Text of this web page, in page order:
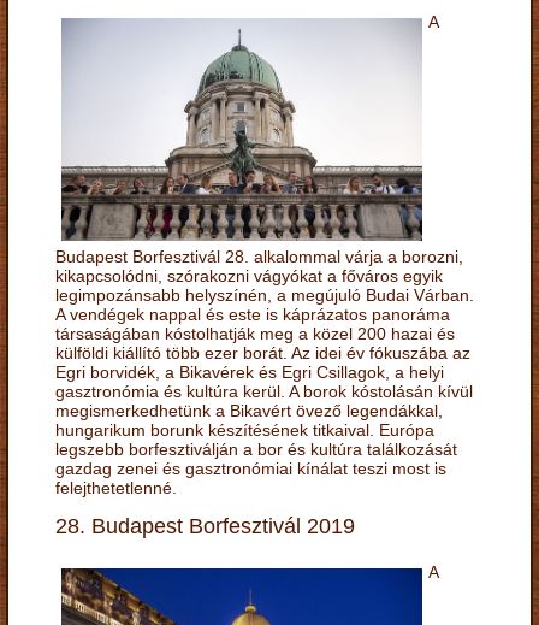
A
Budapest Borfesztivál 28. alkalommal várja a borozni,
kikapcsolódni, szórakozni vágyókat a főváros egyik
legimpozánsabb helyszínén, a megújuló Budai Várban.
A vendégek nappal és este is káprázatos panoráma
társaságában kóstolhatják meg a közel 200 hazai és
külföldi kiállító több ezer borát. Az idei év fókuszába az
Egri borvidék, a Bikavérek és Egri Csillagok, a helyi
gasztronómia és kultúra kerül. A borok kóstolásán kívül
megismerkedhetünk a Bikavért övező legendákkal,
hungarikum borunk készítésének titkaival. Európa
legszebb borfesztiválján a bor és kultúra találkozását
gazdag zenei és gasztronómiai kínálat teszi most is
felejthetetlenné.
28. Budapest Borfesztivál 2019
A